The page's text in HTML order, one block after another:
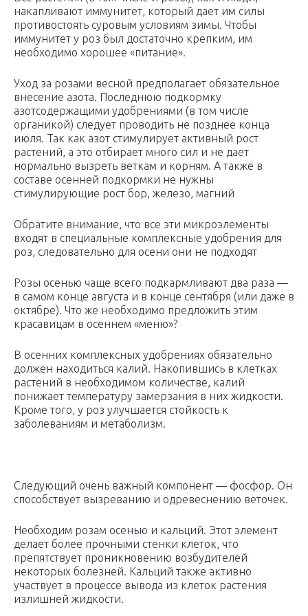
накапливают иммунитет, который дает им силы
противостоять суровым условиям зимы. Чтобы
иммунитет у роз был достаточно крепким, им
необходимо хорошее «питание».
Уход за розами весной предполагает обязательное
внесение азота. Последнюю подкормку
азотсодержащими удобрениями (в том числе
органикой) следует проводить не позднее конца
июля. Так как азот стимулирует активный рост
растений, а это отбирает много сил и не дает
нормально вызреть веткам и корням. А также в
составе осенней подкормки не нужны
стимулирующие рост бор, железо, магний
Обратите внимание, что все эти микроэлементы
входят в специальные комплексные удобрения для
роз, следовательно для осени они не подходят
Розы осенью чаще всего подкармливают два раза —
в самом конце августа и в конце сентября (или даже в
октябре). Что же необходимо предложить этим
красавицам в осеннем «меню»?
В осенних комплексных удобрениях обязательно
должен находиться калий. Накопившись в клетках
растений в необходимом количестве, калий
понижает температуру замерзания в них жидкости.
Кроме того, у роз улучшается стойкость к
заболеваниям и метаболизм.
Следующий очень важный компонент — фосфор. Он
способствует вызреванию и одревеснению веточек.
Необходим розам осенью и кальций. Этот элемент
делает более прочными стенки клеток, что
препятствует проникновению возбудителей
некоторых болезней. Кальций также активно
участвует в процессе вывода из клеток растения
излишней жидкости.